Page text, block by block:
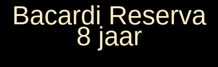
Bacardi Reserva
8 jaar